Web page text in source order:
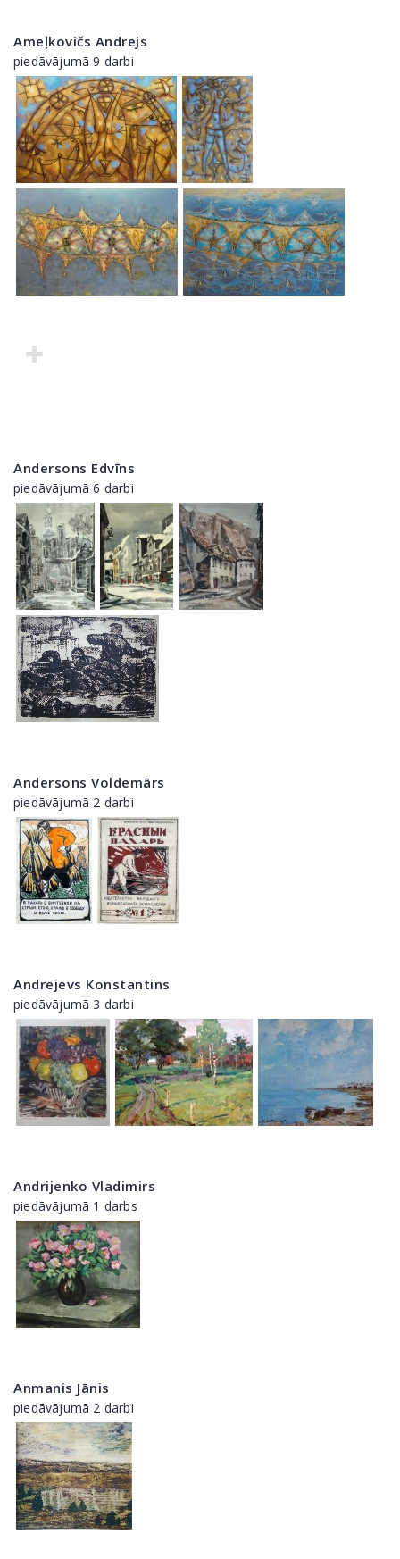
Ameļkovičs Andrejs
piedāvājumā 9 darbi
Andersons Edvīns
piedāvājumā 6 darbi
Andersons Voldemārs
piedāvājumā 2 darbi
Andrejevs Konstantins
piedāvājumā 3 darbi
Andrijenko Vladimirs
piedāvājumā 1 darbs
Anmanis Jānis
piedāvājumā 2 darbi